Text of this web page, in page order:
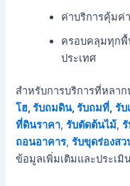
ค่าบริการคุ้มค่
ครอบคลุมทุก
ประเทศ
สำหรับการบริการที่หลา
โฮ,รับถมดิน,รับถมที่, รั
ที่ดินราคา,รับตัดต้นไม้,
ถอนอาคาร,รับขุดร่องสว
ข้อมูลเพิ่มเติมและประเมิ